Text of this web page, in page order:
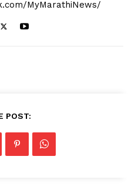
MyMarathiNews/
POST: